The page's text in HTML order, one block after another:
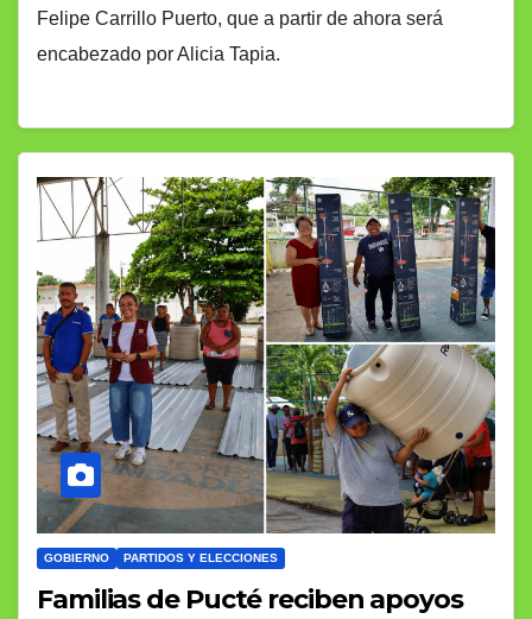
Felipe Carrillo Puerto, que a partir de ahora será
encabezado por Alicia Tapia.
GOBIERNO PARTIDOS Y ELECCIONES
Familias de Pucté reciben apoyos